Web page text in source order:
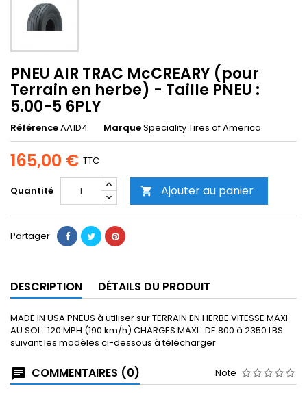
PNEU AIR TRAC McCREARY (pour
Terrain en herbe) - Taille PNEU :
5.00-5 6PLY
RéférenceAA1D4 MarqueSpeciality Tires of America
165,00 € TTC
Quantité  Ajouter au panier
Partager
DESCRIPTION DÉTAILS DU PRODUIT
MADE IN USA PNEUS à utiliser sur TERRAIN EN HERBE VITESSE MAXI
AU SOL : 120 MPH (190 km/h) CHARGES MAXI : DE 800 à 2350 LBS
suivant les modèles ci-dessous à télécharger
COMMENTAIRES (0) Note